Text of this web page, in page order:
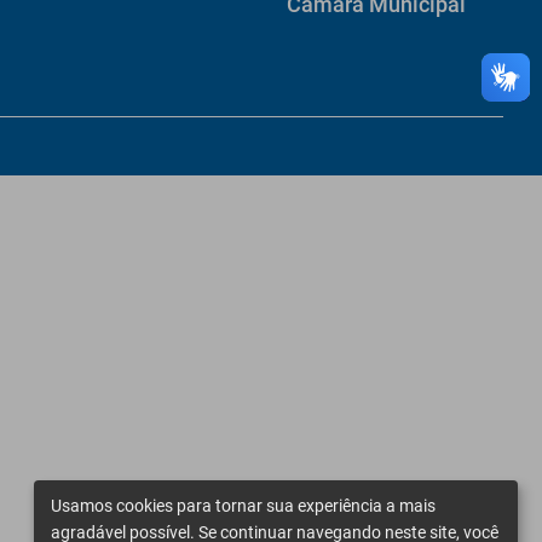
Usamos cookies para tornar sua experiência a mais
agradável possível. Se continuar navegando neste site, você